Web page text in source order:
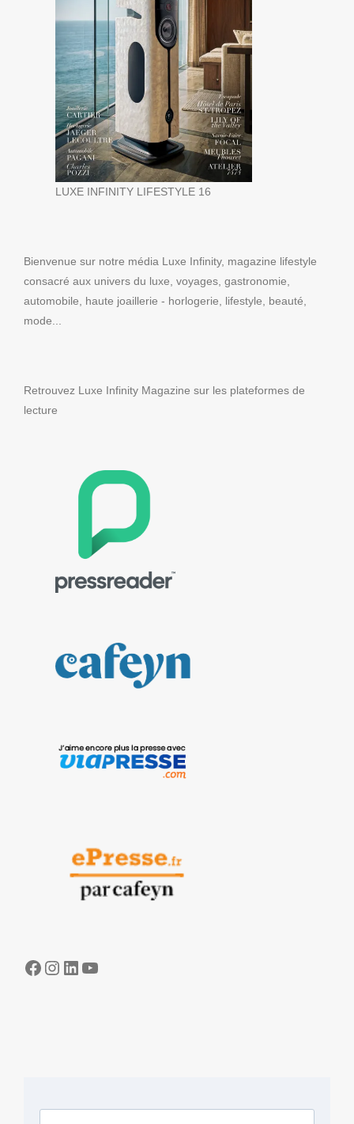
LUXE INFINITY LIFESTYLE 16
Bienvenue sur notre média Luxe Infinity, magazine lifestyle
consacré aux univers du luxe, voyages, gastronomie,
automobile, haute joaillerie - horlogerie, lifestyle, beauté,
mode...
Retrouvez Luxe Infinity Magazine sur les plateformes de
lecture
Facebook
Instagram
LinkedIn
YouTube